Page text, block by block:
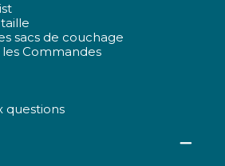
sacs de couchage
Commandes
questions